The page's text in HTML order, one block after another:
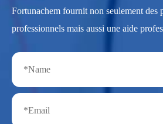
Fortunachem fournit non seulement des
professionnels mais aussi une aide